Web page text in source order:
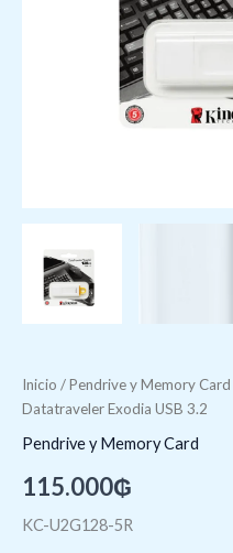
Inicio /Pendrive y Memory Card
Datatraveler Exodia USB 3.2
Pendrive y Memory Card
115.000₲
KC-U2G128-5R